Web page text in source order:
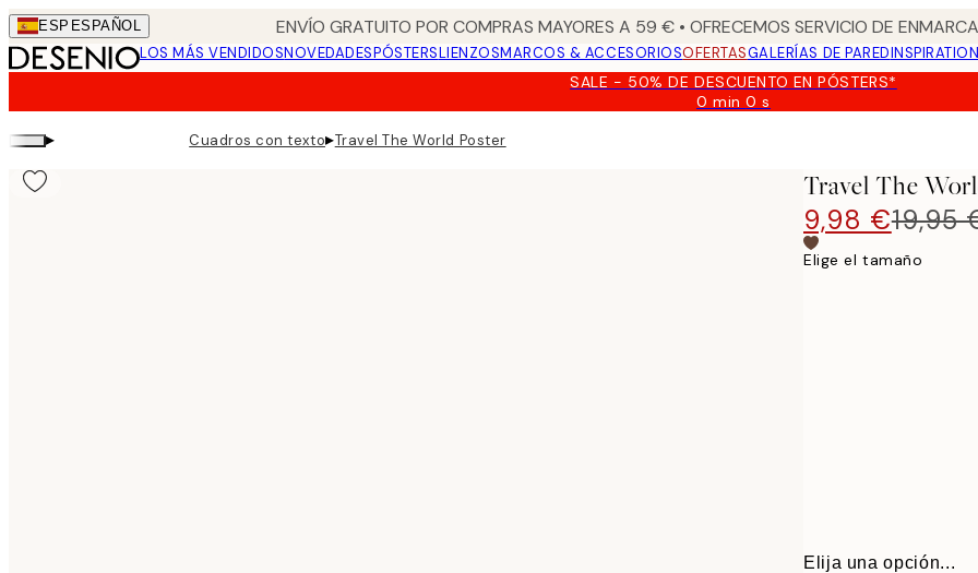
Skip
to
main
ESP ESPAÑOL ENVÍO GRATUITO POR COMPRAS MAYORES A 59 € • OFRECEMOS SERVICIO DE
LOS MÁS VENDIDOSNOVEDADESPÓSTERSLIENZOSMARCOS & ACCESORIOSOFERTASGALERÍAS DE PARED
SALE - 50% DE DESCUENTO EN PÓSTERS*
0 min0 s
Válido
▸ Cuadros con texto▸Travel The World Poster
Travel The
9,98 €19,95
Elige el tamaño
Elija una opción...